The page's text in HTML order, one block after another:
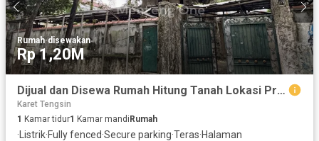
Rumah·disewakan
Rp 1,20M
Dijual dan Disewa Rumah Hitung Tanah Lokasi Premium Depan Taman Proklamasi
Karet Tengsin
1 Kamar tidur1 Kamar mandi Rumah
· Listrik·Fully fenced·Secure parking·Teras·Halaman